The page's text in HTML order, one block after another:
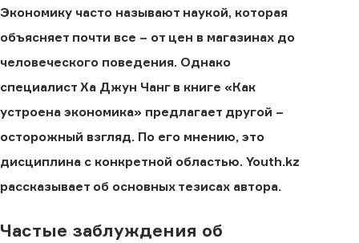
Экономику часто называют наукой, которая
объясняет почти все – от цен в магазинах до
человеческого поведения. Однако
специалист Ха Джун Чанг в книге «Как
устроена экономика» предлагает другой –
осторожный взгляд. По его мнению, это
дисциплина с конкретной областью. Youth.kz
рассказывает об основных тезисах автора.
Частые заблуждения об